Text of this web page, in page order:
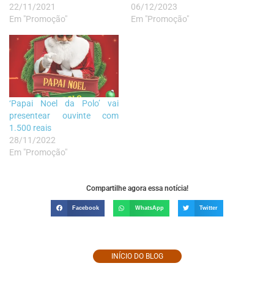
22/11/2021
Em "Promoção"
06/12/2023
Em "Promoção"
‘Papai Noel da Polo’ vai
presentear ouvinte com
1.500 reais
28/11/2022
Em "Promoção"
Compartilhe agora essa notícia!
Facebook WhatsApp Twitter
INÍCIO DO BLOG